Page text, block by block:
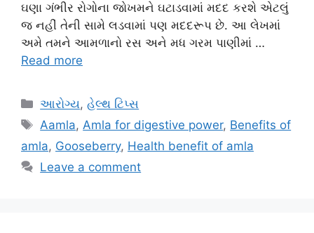
ઘણા ગંભીર રોગોના જોખમને ઘટાડવામાં મદદ કરશે એટલું
જ નહીં તેની સામે લડવામાં પણ મદદરૂપ છે. આ લેખમાં
અમે તમને આમળાનો રસ અને મધ ગરમ પાણીમાં …
Read more
Categories
આરોગ્ય,હેલ્થ ટિપ્સ
Tags
Aamla,Amla for digestive power, Benefits of
amla, Gooseberry, Health benefit of amla
Leave a comment